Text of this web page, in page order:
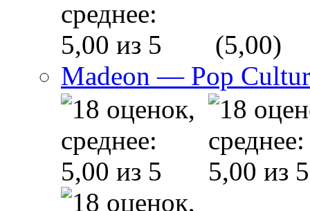
(5,00)
Madeon — Pop